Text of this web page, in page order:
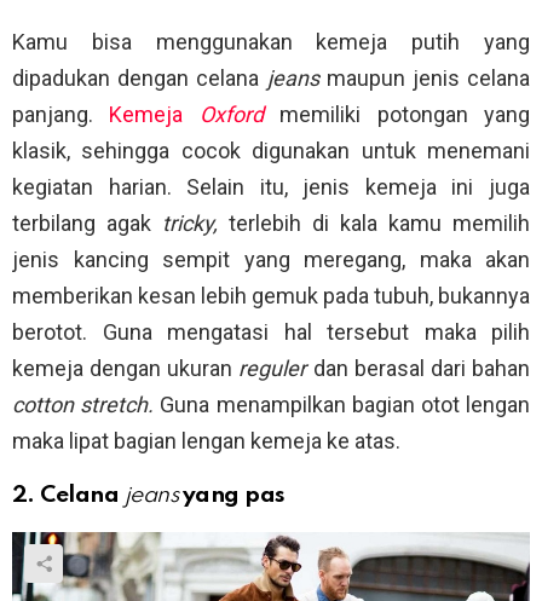
Kamu bisa menggunakan kemeja putih yang
dipadukan dengan celana jeans maupun jenis celana
panjang. Kemeja Oxfordmemiliki potongan yang
klasik, sehingga cocok digunakan untuk menemani
kegiatan harian. Selain itu, jenis kemeja ini juga
terbilang agak tricky, terlebih di kala kamu memilih
jenis kancing sempit yang meregang, maka akan
memberikan kesan lebih gemuk pada tubuh, bukannya
berotot. Guna mengatasi hal tersebut maka pilih
kemeja dengan ukuran reguler dan berasal dari bahan
cotton stretch. Guna menampilkan bagian otot lengan
maka lipat bagian lengan kemeja ke atas.
2. Celana jeansyang pas